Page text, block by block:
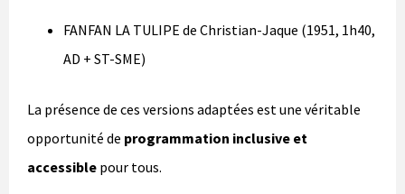
FANFAN LA TULIPE de Christian-Jaque (1951, 1h40,
AD + ST-SME)
La présence de ces versions adaptées est une véritable
opportunité de programmation inclusive et
accessible pour tous.